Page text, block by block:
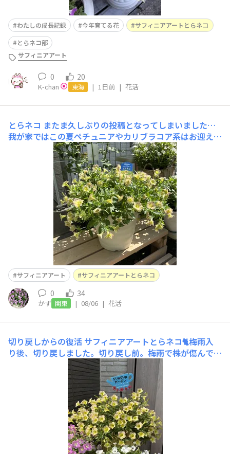
わたしの成長記録 今年育てる花
サフィニアアートとらネコ
とらネコ部
サフィニアアート
0 20
K-chan 東海 | 1日前 | 花活
とらネコ またま久しぶりの投稿となってしまいました…
我が家ではこの夏ペチュニアやカリブラコア系はお迎えを
控えてますが、それでもお迎えしてるのがこの子です💖皆
さんのように密な満開には程遠いし出来ないけど咲いてく
れればいいんです🥰最近また伸びてきたのでお盆休み中に
カットしまーす✂️
サフィニアアート サフィニアアートとらネコ
0 34
かず 関東 | 08/06 | 花活
切り戻しからの復活 サフィニアアートとらネコ🐈梅雨入
り後、切り戻しました。切り戻し前。梅雨で株が傷んでい
ます。切り戻し後。汚い葉っぱを取り除いたらホネホネ
に。先端の葉っぱは残すように切り戻し。切り戻す時は光
合成ができるように、必ず枝の先端に多少は葉っぱを残す
ようにしています。枝だけにすると光合成できずに枯れる